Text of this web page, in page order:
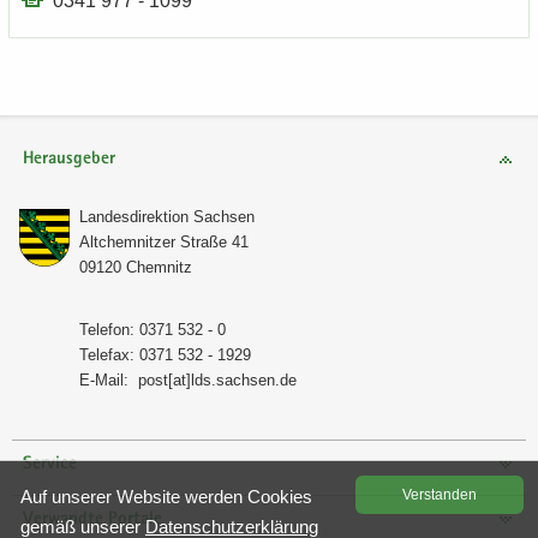
Herausgeber
Lan­des­di­rek­ti­on Sach­sen
Alt­chem­nit­zer Stra­ße 41
09120 Chem­nitz
Te­le­fon: 0371 532 - 0
Te­le­fax: 0371 532 - 1929
E-​Mail: post[at]lds.sach­sen.de
Service
Verwandte Portale
Ver­stan­den
Auf un­se­rer Web­site wer­den Coo­kies
gemäß un­se­rer Da­ten­schutz­er­klä­rung